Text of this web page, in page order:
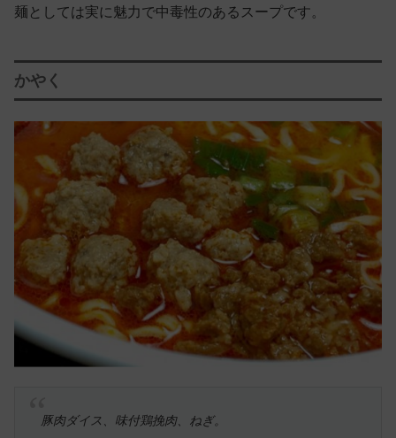
麺としては実に魅力で中毒性のあるスープです。
かやく
豚肉ダイス、味付鶏挽肉、ねぎ。